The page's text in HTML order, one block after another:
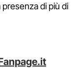
di più di